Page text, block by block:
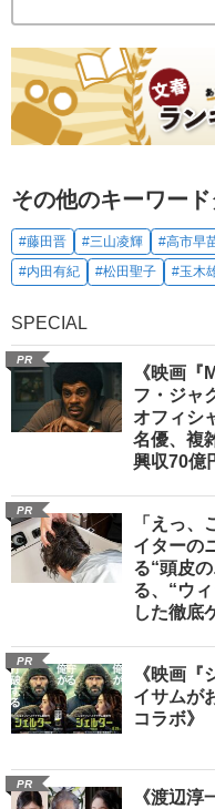
その他のキーワー
#藤田晋 #三山凌輝 #高市早
#内田有紀
#松田聖子 #玉木
SPECIAL
PR
《映画
フ・ジャ
オフィシ
名優、複
興収70億
PR
「えっ
イターの
る“頭皮
る、“ウ
した徹底
PR
《映画
イサムが
コラボ》
PR
《渡辺